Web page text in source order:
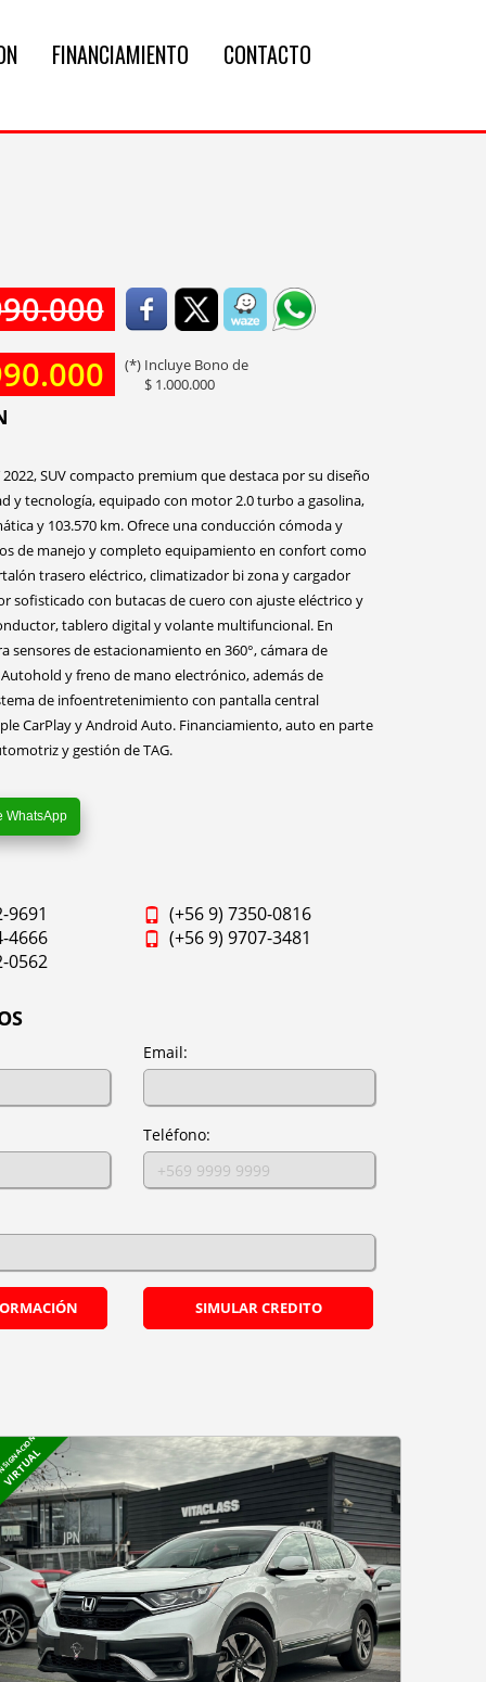
FINANCIAMIENTO CONTACTO
(*) Incluye Bono de
$ 1.000.000
2022, SUV compacto premium que destaca por su diseño
y tecnología, equipado con motor 2.0 turbo a gasolina,
y 103.570 km. Ofrece una conducción cómoda y
de manejo y completo equipamiento en confort como
trasero eléctrico, climatizador bi zona y cargador
sofisticado con butacas de cuero con ajuste eléctrico y
tablero digital y volante multifuncional. En
sensores de estacionamiento en 360°, cámara de
y freno de mano electrónico, además de
de infoentretenimiento con pantalla central
CarPlay y Android Auto. Financiamiento, auto en parte
y gestión de TAG.
WhatsApp
9691
(+56 9) 7350-0816
4666
(+56 9) 9707-3481
0562
Email:
Teléfono:
SIMULAR CREDITO
VIRTUAL